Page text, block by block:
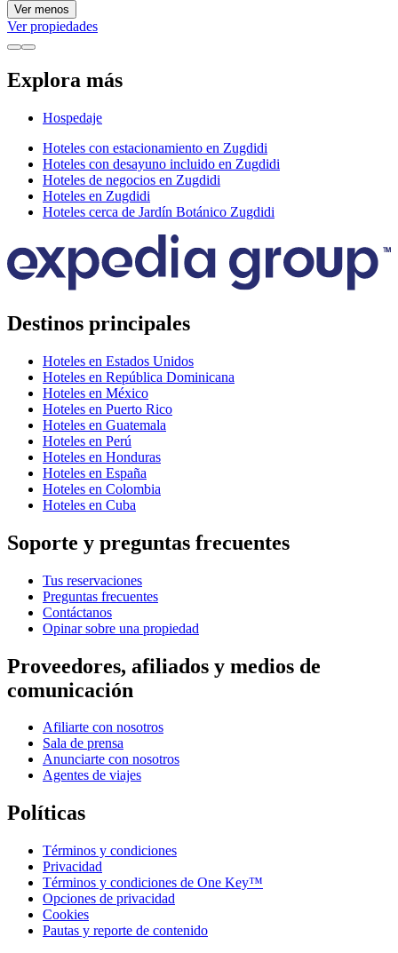
Ver menos
Ver propiedades
Explora más
Hospedaje
Hoteles con estacionamiento en Zugdidi
Hoteles con desayuno incluido en Zugdidi
Hoteles de negocios en Zugdidi
Hoteles en Zugdidi
Hoteles cerca de Jardín Botánico Zugdidi
Destinos principales
Hoteles en Estados Unidos
Hoteles en República Dominicana
Hoteles en México
Hoteles en Puerto Rico
Hoteles en Guatemala
Hoteles en Perú
Hoteles en Honduras
Hoteles en España
Hoteles en Colombia
Hoteles en Cuba
Soporte y preguntas frecuentes
Tus reservaciones
Preguntas frecuentes
Contáctanos
Opinar sobre una propiedad
Proveedores, afiliados y medios de
comunicación
Afiliarte con nosotros
Sala de prensa
Anunciarte con nosotros
Agentes de viajes
Políticas
Términos y condiciones
Privacidad
Términos y condiciones de One Key™
Opciones de privacidad
Cookies
Pautas y reporte de contenido